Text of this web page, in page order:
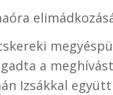
a
Izsákkal